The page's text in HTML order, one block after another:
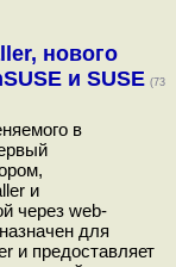
нового
и SUSE (73
в
и
через web-
для
и предоставляет